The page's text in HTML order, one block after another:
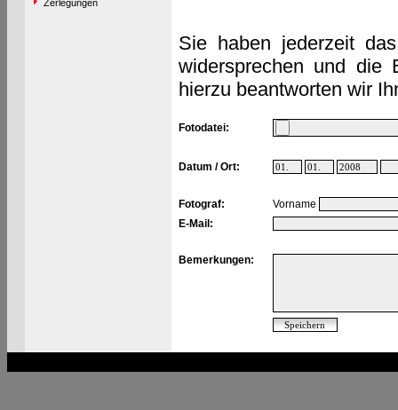
Zerlegungen
Sie haben jederzeit
widersprechen und die
hierzu beantworten wir
Fotodatei:
Datum / Ort:
Fotograf:
Vorname
E-Mail:
Bemerkungen: